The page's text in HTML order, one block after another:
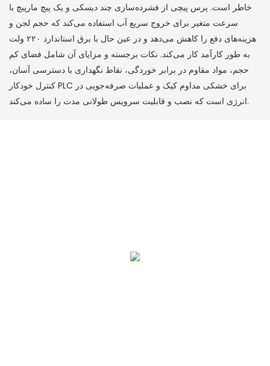
خاطر است. پرس پیچی از فشرده‌سازی چند دیسکی و یک پیچ مارپیچ با
سرعت متغیر برای خروج سریع آب استفاده می‌کند که حجم لجن و
هزینه‌های دفع را کاهش می‌دهد و در عین حال با برق استاندارد ۲۲۰ ولت
به طور کارآمد کار می‌کند. نکات برجسته و مزایای آن شامل فضای کم
حجم، مواد مقاوم در برابر خوردگی، نقاط نگهداری با دسترسی آسان،
کنترل خودکار PLC برای خشکی مداوم کیک و عملیات صرفه‌جویی در
انرژی است که نصب و قابلیت سرویس طولانی مدت را ساده می‌کند.